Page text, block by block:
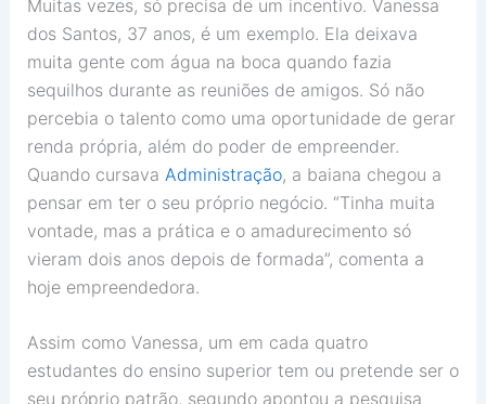
Muitas vezes, só precisa de um incentivo. Vanessa
dos Santos, 37 anos, é um exemplo. Ela deixava
muita gente com água na boca quando fazia
sequilhos durante as reuniões de amigos. Só não
percebia o talento como uma oportunidade de gerar
renda própria, além do poder de empreender.
Quando cursava Administração, a baiana chegou a
pensar em ter o seu próprio negócio. “Tinha muita
vontade, mas a prática e o amadurecimento só
vieram dois anos depois de formada”, comenta a
hoje empreendedora.
Assim como Vanessa, um em cada quatro
estudantes do ensino superior tem ou pretende ser o
seu próprio patrão, segundo apontou a pesquisa